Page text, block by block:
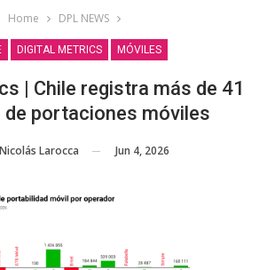
Home DPL NEWS
DIGITAL METRICS MÓVILES
| Chile registra más de 41
de portaciones móviles
Nicolás Larocca Jun 4, 2026